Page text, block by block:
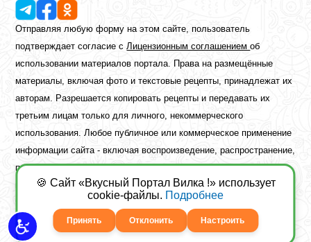
Отправляя любую форму на этом сайте, пользователь
подтверждает согласие сЛицензионным соглашениемоб
использовании материалов портала. Права на размещённые
материалы, включая фото и текстовые рецепты, принадлежат их
авторам. Разрешается копировать рецепты и передавать их
третьим лицам только для личного, некоммерческого
использования. Любое публичное или коммерческое применение
информации сайта - включая воспроизведение, распространение,
публикацию или обработку - возможно лишь при наличии
предварительного письменного разрешения правообладателя.
Copyright ©2026 Вкусный Портал Вилка
Сайт построенfreebrush.net
🍪 Сайт «Вкусный Портал Вилка !» использует
cookie-файлы. Подробнее
Принять Отклонить Настроить